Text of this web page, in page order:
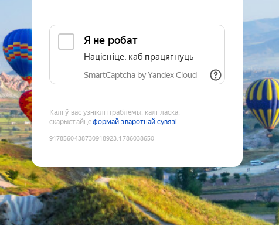
Я не робат
Націсніце, каб працягнуць
SmartCaptcha by Yandex Cloud
Калі ў вас узніклі праблемы, калі ласка,
скарыстайцеформай зваротнай сувязі
9178560438730918923:1786038650